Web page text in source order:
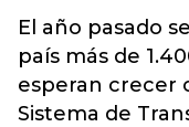
El año pasado
país más de
esperan crecer
Sistema de